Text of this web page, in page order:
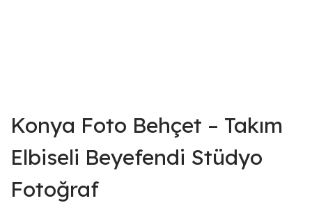
Konya Foto Behçet – Takım
Elbiseli Beyefendi Stüdyo
Fotoğraf